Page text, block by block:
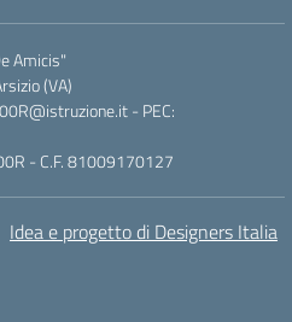
Amicis"
(VA)
- PEC:
- C.F. 81009170127
Idea e progetto di Designers Italia